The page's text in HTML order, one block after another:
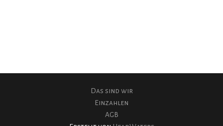
AGB
Einzahlen
Das sind wir